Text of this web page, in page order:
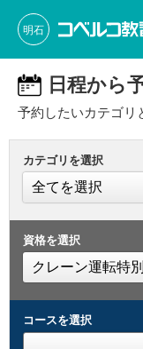
明石
日程から
予約したいカテゴリ
カテゴリを選択
資格を選択
コースを選択